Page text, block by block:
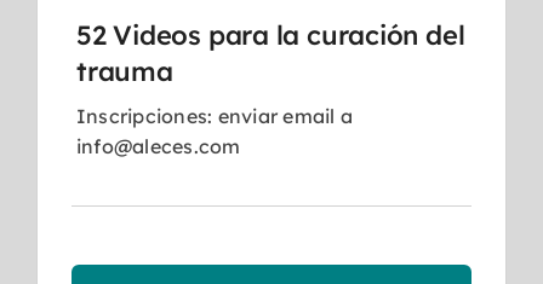
52 Videos para la curación del
trauma
Inscripciones: enviar email a
info@aleces.com